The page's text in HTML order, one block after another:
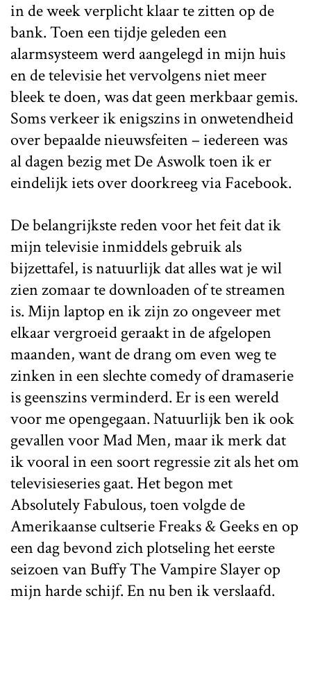
in de week verplicht klaar te zitten op de
bank. Toen een tijdje geleden een
alarmsysteem werd aangelegd in mijn huis
en de televisie het vervolgens niet meer
bleek te doen, was dat geen merkbaar gemis.
Soms verkeer ik enigszins in onwetendheid
over bepaalde nieuwsfeiten – iedereen was
al dagen bezig met De Aswolk toen ik er
eindelijk iets over doorkreeg via Facebook.
De belangrijkste reden voor het feit dat ik
mijn televisie inmiddels gebruik als
bijzettafel, is natuurlijk dat alles wat je wil
zien zomaar te downloaden of te streamen
is. Mijn laptop en ik zijn zo ongeveer met
elkaar vergroeid geraakt in de afgelopen
maanden, want de drang om even weg te
zinken in een slechte comedy of dramaserie
is geenszins verminderd. Er is een wereld
voor me opengegaan. Natuurlijk ben ik ook
gevallen voor Mad Men, maar ik merk dat
ik vooral in een soort regressie zit als het om
televisieseries gaat. Het begon met
Absolutely Fabulous, toen volgde de
Amerikaanse cultserie Freaks & Geeks en op
een dag bevond zich plotseling het eerste
seizoen van Buffy The Vampire Slayer op
mijn harde schijf. En nu ben ik verslaafd.